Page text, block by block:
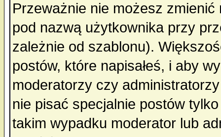
Przeważnie nie możesz
pod nazwą użytkownika przy
zależnie od szablonu).
postów, które napisałeś, i aby
moderatorzy czy
nie pisać specjalnie postów
takim wypadku moderator lub